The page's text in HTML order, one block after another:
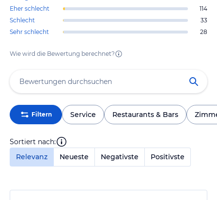
Eher schlecht
114
Schlecht
33
Sehr schlecht
28
Wie wird die Bewertung berechnet?
Filtern Service Restaurants & Bars
Sortiert nach:
Relevanz
Neueste Negativste Positivste